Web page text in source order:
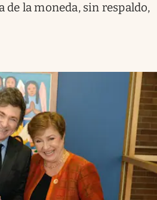
la moneda, sin respaldo,